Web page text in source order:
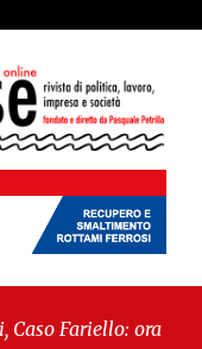
ora torniamo